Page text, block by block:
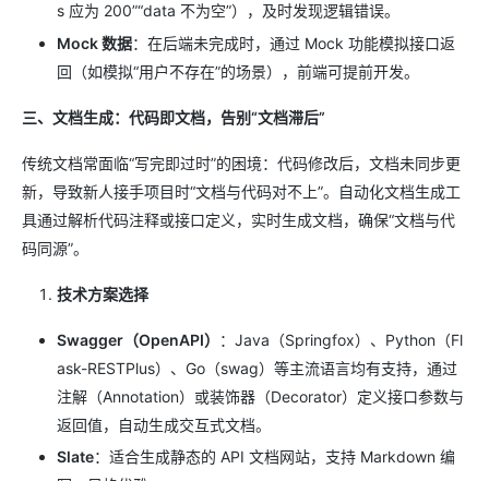
s 应为 200”“data 不为空”），及时发现逻辑错误。
Mock 数据：在后端未完成时，通过 Mock 功能模拟接口返
回（如模拟“用户不存在”的场景），前端可提前开发。
三、文档生成：代码即文档，告别“文档滞后”
传统文档常面临“写完即过时”的困境：代码修改后，文档未同步更
新，导致新人接手项目时“文档与代码对不上”。自动化文档生成工
具通过解析代码注释或接口定义，实时生成文档，确保“文档与代
码同源”。
技术方案选择
Swagger（OpenAPI）
：Java（Springfox）、Python（Fl
ask-RESTPlus）、Go（swag）等主流语言均有支持，通过
注解（Annotation）或装饰器（Decorator）定义接口参数与
返回值，自动生成交互式文档。
Slate：适合生成静态的 API 文档网站，支持 Markdown 编